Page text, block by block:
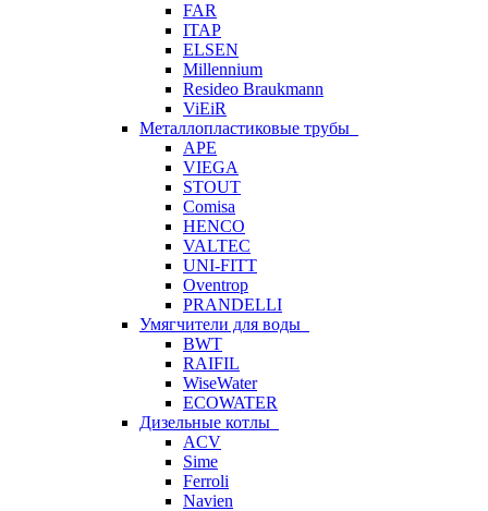
FAR
ITAP
ELSEN
Millennium
Resideo Braukmann
ViEiR
Металлопластиковые трубы
APE
VIEGA
STOUT
Comisa
HENCO
VALTEC
UNI-FITT
Oventrop
PRANDELLI
Умягчители для воды
BWT
RAIFIL
WiseWater
ECOWATER
Дизельные котлы
ACV
Sime
Ferroli
Navien